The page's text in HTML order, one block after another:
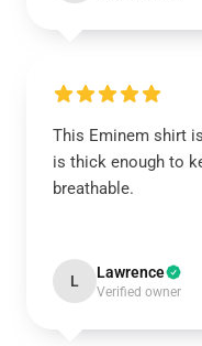
This Eminem shirt
is thick enough to
breathable.
L Lawrence
Verified owner